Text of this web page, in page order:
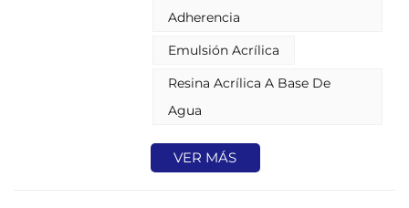
excepcional resistencia al
envejecimiento y un alto
diversos sustratos, como MDF,
ingeniería para aplicaciones
arquitectura.
Adherencia
Emulsión Acrílica
Resina Acrílica A Base De
Agua
VER MÁS